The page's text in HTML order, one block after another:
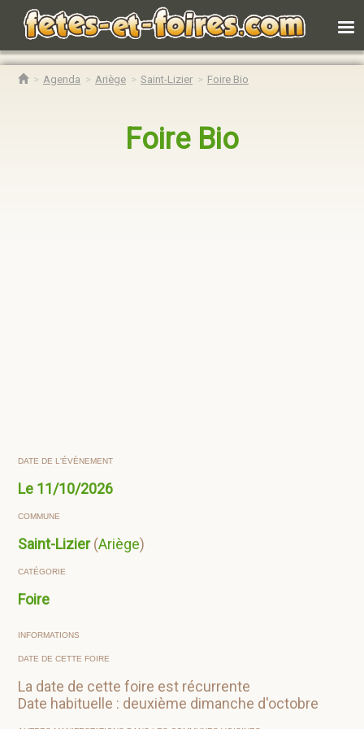
Agenda Ariège Saint-Lizier Foire Bio
Foire Bio
DATE DE L'ÉVÈNEMENT
Le 11/10/2026
COMMUNE
Saint-Lizier(Ariège)
CATÉGORIE
Foire
INFORMATIONS
DATE DE CETTE FOIRE
La date de cette foire est récurrente
Date habituelle : deuxième dimanche d'octobre